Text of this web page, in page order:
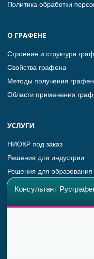
Консультант
Политика обработки
О ГРАФЕНЕ
Строение и структура
Свойства графена
Методы получения
Области применения
УСЛУГИ
НИОКР под заказ
Решения для индустрии
Решения для образования